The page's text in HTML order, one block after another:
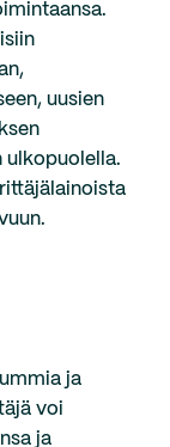
uusien
ulkopuolella.
ja
voi
ja